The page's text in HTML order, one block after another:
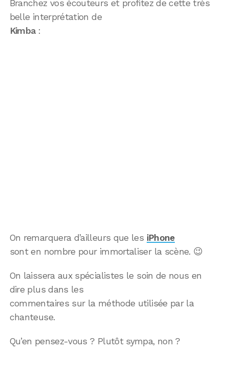
Branchez vos écouteurs et profitez de cette très
belle interprétation de
Kimba:
On remarquera d’ailleurs que les iPhone
sont en nombre pour immortaliser la scène. 😉
On laissera aux spécialistes le soin de nous en
dire plus dans les
commentaires sur la méthode utilisée par la
chanteuse.
Qu’en pensez-vous ? Plutôt sympa, non ?